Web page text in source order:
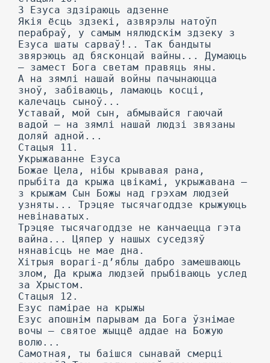
3 Езуса здзіраюць адзенне
Якія ёсць здзекі, азвярэлы натоўп
перабраў, у самым нялюдскім здзеку з
Езуса шаты сарваў!.. Так бандыты
звярэюць ад бясконцай вайны... Думаюць
— замест Бога светам правяць яны.
А на зямлі нашай войны пачынаюцца
зноў, забіваюць, ламаюць косці,
калечаць сыноў...
Уставай, мой сын, абмывайся гаючай
вадой — на зямлі нашай людзі звязаны
доляй адной...
Стацыя 11.
Укрыжаванне Езуса
Божае Цела, нібы крывавая рана,
прыбіта да крыжа цвікамі, укрыжавана —
з крыжам Сын Божы над грэхам людзей
узняты... Трэцяе тысячагоддзе крыжуюць
невінаватых.
Трэцяе тысячагоддзе не канчаецца гэта
вайна... Цяпер у нашых суседзяў
нянавісць не мае дна.
Хітрыя ворагі-д’яблы дабро замешваюць
злом, Да крыжа людзей прыбіваюць услед
за Хрыстом.
Стацыя 12.
Езус памірае на крыжы
Езус апошнім парывам да Бога ўзнімае
вочы — святое жыццё аддае на Божую
волю...
Самотная, ты баішся сынавай смерці